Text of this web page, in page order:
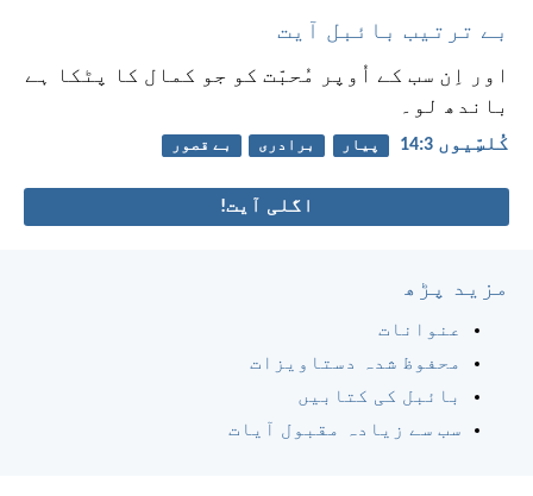
بے ترتیب بائبل آیت
اور اِن سب کے اُوپر مُحبّت کو جو کمال کا پٹکا ہے
باندھ لو۔
کُلسِّیوں 3:‏14 پیار برادری بے قصور
اگلی آیت!
مزید پڑھ
عنوانات
محفوظ شدہ دستاویزات
بائبل کی کتابیں
سب سے زیادہ مقبول آیات